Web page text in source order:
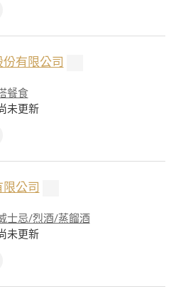
有限公司
餐食
未更新
公司
士忌/烈酒/蒸餾酒
未更新